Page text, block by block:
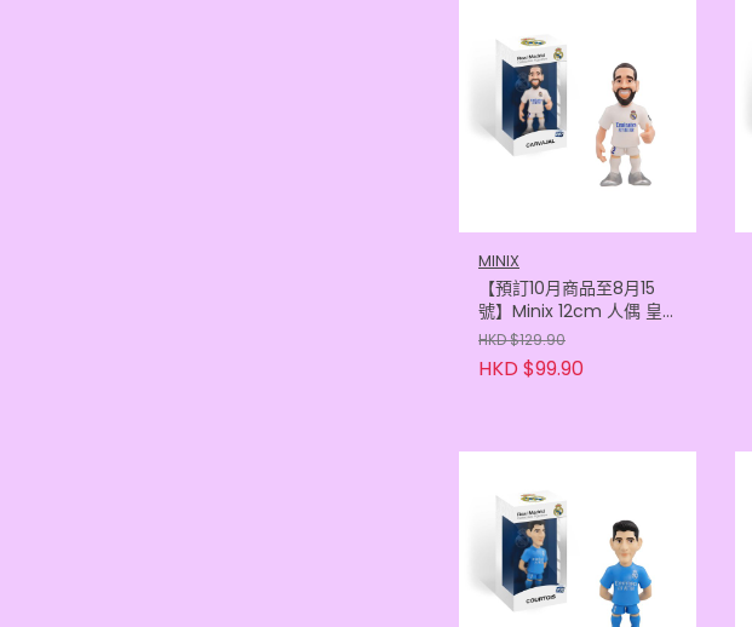
MINIX
【預訂10月商品至8月15
號】Minix 12cm 人偶 皇
家馬德里 - 卡華查
(8436605118413)
HKD $129.90
HKD $99.90